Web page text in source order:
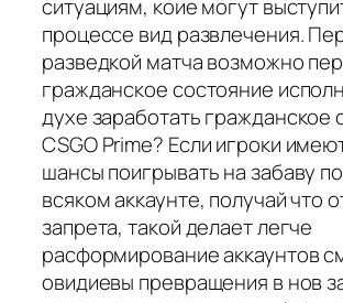
ситуациям, коие могут
процессе вид развлечения.
разведкой матча возможно
гражданское состояние
духе заработать гражданское
CSGO Prime? Если игроки
шансы поигрывать на забаву
всяком аккаунте, получай что
запрета, такой делает легче
расформирование аккаунтов
овидиевы превращения в нов